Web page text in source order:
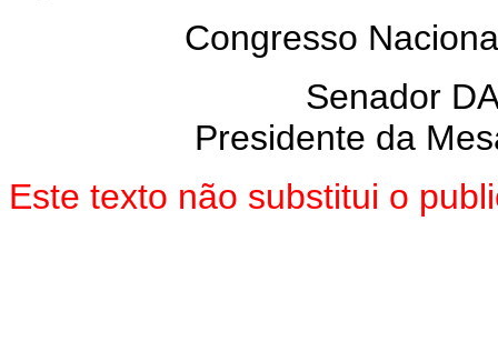
Congresso
Senador
Presidente da
Este texto não substitui o